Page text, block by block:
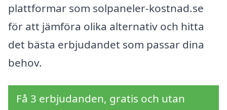
plattformar som solpaneler-kostnad.se
för att jämföra olika alternativ och hitta
det bästa erbjudandet som passar dina
behov.
Få 3 erbjudanden, gratis och utan